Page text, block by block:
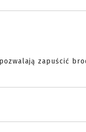
zapuścić